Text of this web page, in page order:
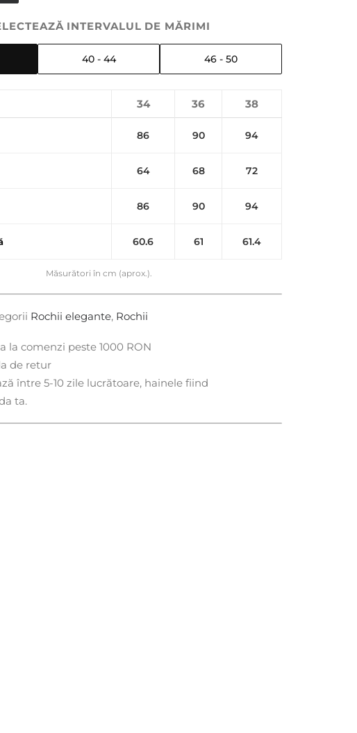
INTERVALUL DE MĂRIMI
40 - 44 46 - 50
34 36 38
86 90 94
64 68 72
86 90 94
60.6 61 61.4
Măsurători în cm (aprox.).
Rochii elegante, Rochii
la comenzi peste 1000 RON
de retur
între 5-10 zile lucrătoare, hainele fiind
ta.